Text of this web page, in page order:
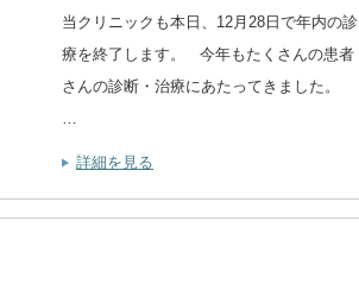
当クリニックも本日、12月28日で年内の診
療を終了します。 今年もたくさんの患者
さんの診断・治療にあたってきました。
…
詳細を見る